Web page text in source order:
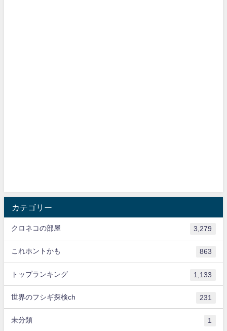
カテゴリー
クロネコの部屋 3,279
これホントかも 863
トップランキング 1,133
世界のフシギ探検ch 231
未分類 1